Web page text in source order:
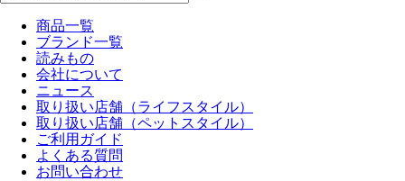
商品一覧
ブランド一覧
読みもの
会社について
ニュース
取り扱い店舗（ライフスタイル）
取り扱い店舗（ペットスタイル）
ご利用ガイド
よくある質問
お問い合わせ